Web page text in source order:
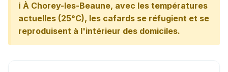
ℹ️ À Chorey-les-Beaune, avec les températures
actuelles (25°C), les cafards se réfugient et se
reproduisent à l'intérieur des domiciles.